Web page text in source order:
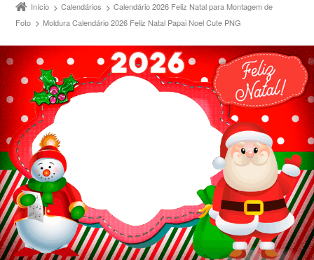
Início Calendários
Calendário 2026 Feliz Natal para Montagem de
Foto
Moldura Calendário 2026 Feliz Natal Papai Noel Cute PNG